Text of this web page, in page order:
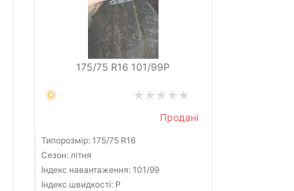
175/75 R16 101/99P
Продані
Типорозмір: 175/75 R16
Сезон: літня
Індекс навантаження: 101/99
Індекс швидкості: P